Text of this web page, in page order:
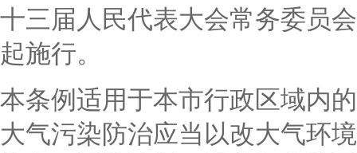
十三届人民代表大会常务委员
起施行。
本条例适用于本市行政区域内
大气污染防治应当以改大气环